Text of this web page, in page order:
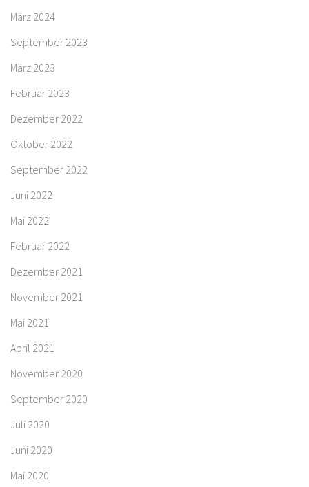
März 2024
September 2023
März 2023
Februar 2023
Dezember 2022
Oktober 2022
September 2022
Juni 2022
Mai 2022
Februar 2022
Dezember 2021
November 2021
Mai 2021
April 2021
November 2020
September 2020
Juli 2020
Juni 2020
Mai 2020